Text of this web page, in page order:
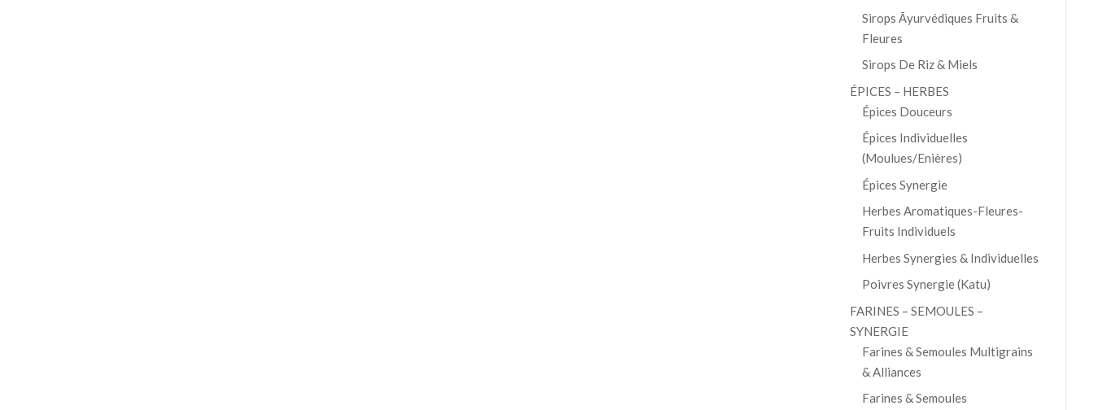
Sirops Āyurvédiques Fruits &
Fleures
Sirops De Riz & Miels
ÉPICES – HERBES
Épices Douceurs
Épices Individuelles
(Moulues/Enières)
Épices Synergie
Herbes Aromatiques-Fleures-
Fruits Individuels
Herbes Synergies & Individuelles
Poivres Synergie (Katu)
FARINES – SEMOULES –
SYNERGIE
Farines & Semoules Multigrains
& Alliances
Farines & Semoules